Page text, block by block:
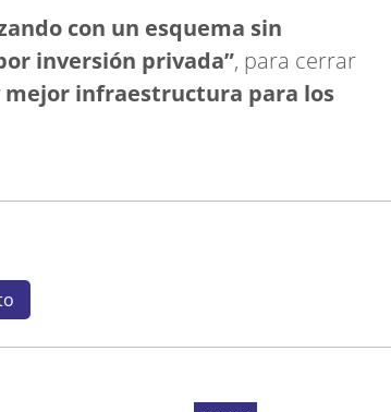
con un esquema sin
inversión privada”, para cerrar
mejor infraestructura para los